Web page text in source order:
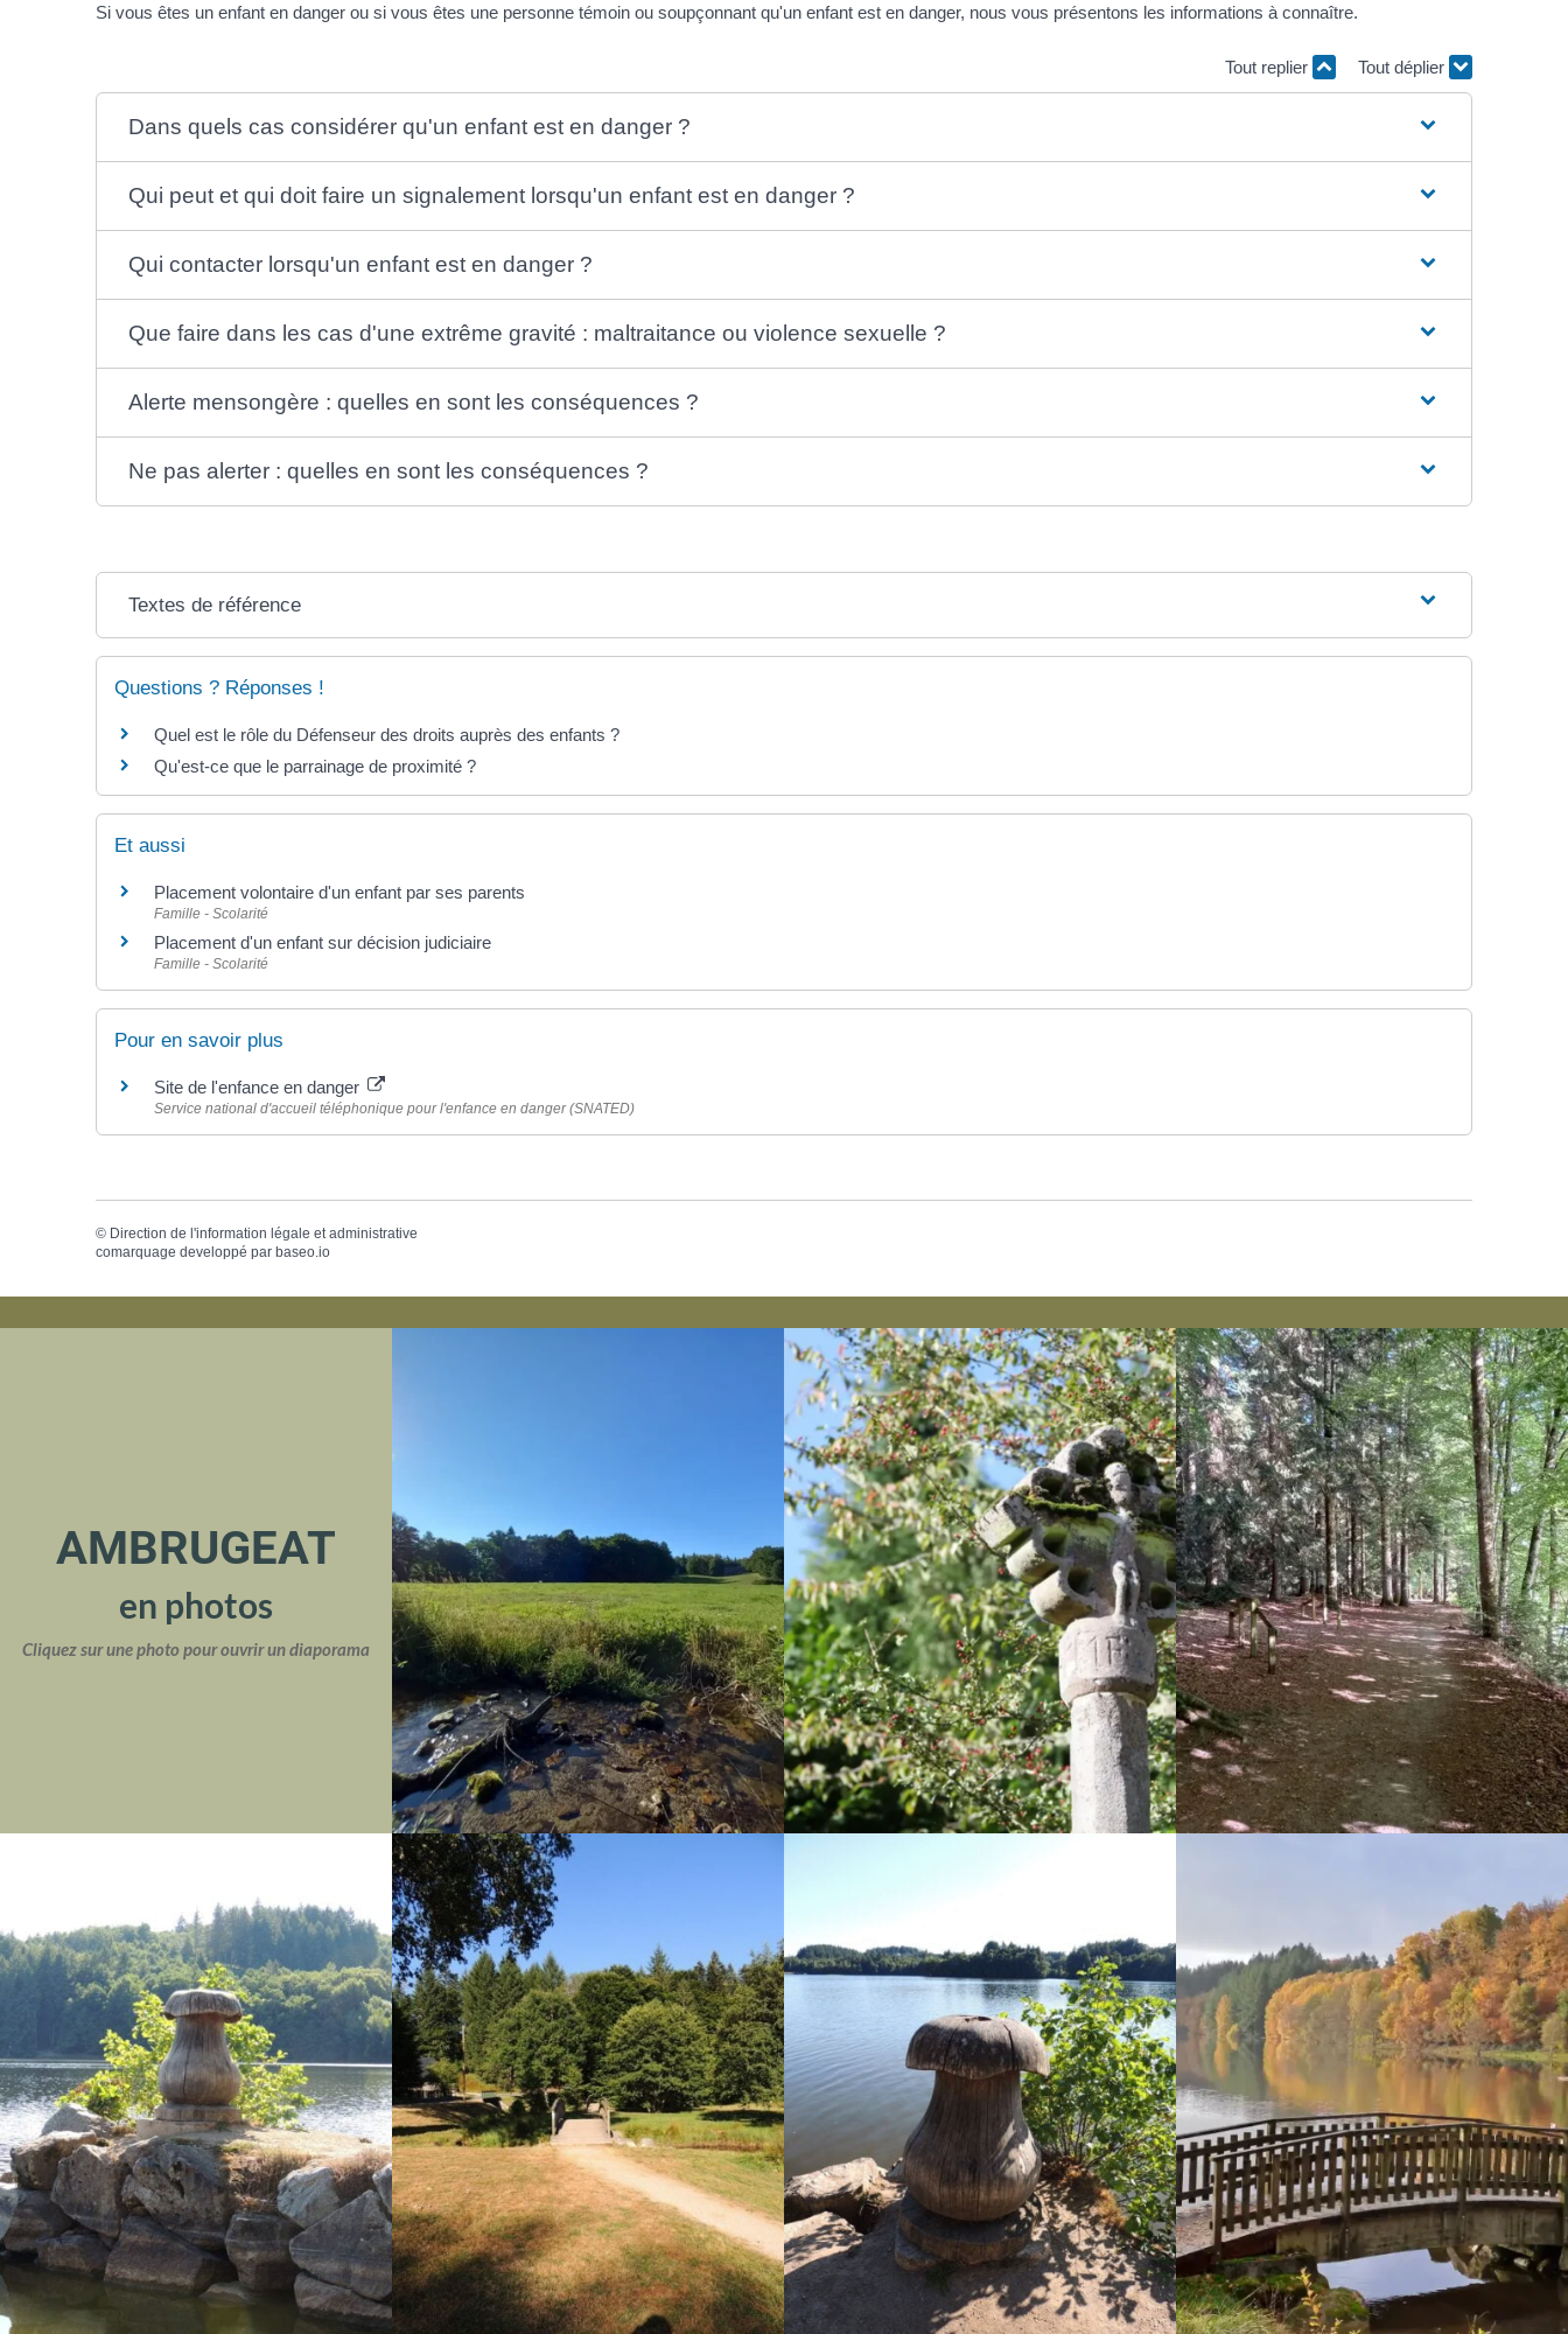
Si vous êtes un enfant en danger ou si vous êtes une personne témoin ou soupçonnant qu'un enfant est en danger, nous vous présentons les informations à connaître.
Tout replier Tout déplier
Dans quels cas considérer qu'un enfant est en danger ?
Qui peut et qui doit faire un signalement lorsqu'un enfant est en danger ?
Qui contacter lorsqu'un enfant est en danger ?
Que faire dans les cas d'une extrême gravité : maltraitance ou violence sexuelle ?
Alerte mensongère : quelles en sont les conséquences ?
Ne pas alerter : quelles en sont les conséquences ?
Textes de référence
Questions ? Réponses !
Quel est le rôle du Défenseur des droits auprès des enfants ?
Qu'est-ce que le parrainage de proximité ?
Et aussi
Placement volontaire d'un enfant par ses parents
Famille - Scolarité
Placement d'un enfant sur décision judiciaire
Famille - Scolarité
Pour en savoir plus
Site de l'enfance en danger
Service national d'accueil téléphonique pour l'enfance en danger (SNATED)
© Direction de l'information légale et administrative
comarquage developpé par baseo.io
AMBRUGEAT
en photos
Cliquez sur une photo pour ouvrir un diaporama